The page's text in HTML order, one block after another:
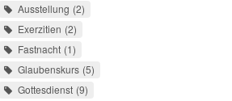
Ausstellung 2
Exerzitien 2
Fastnacht 1
Glaubenskurs 5
Gottesdienst 9